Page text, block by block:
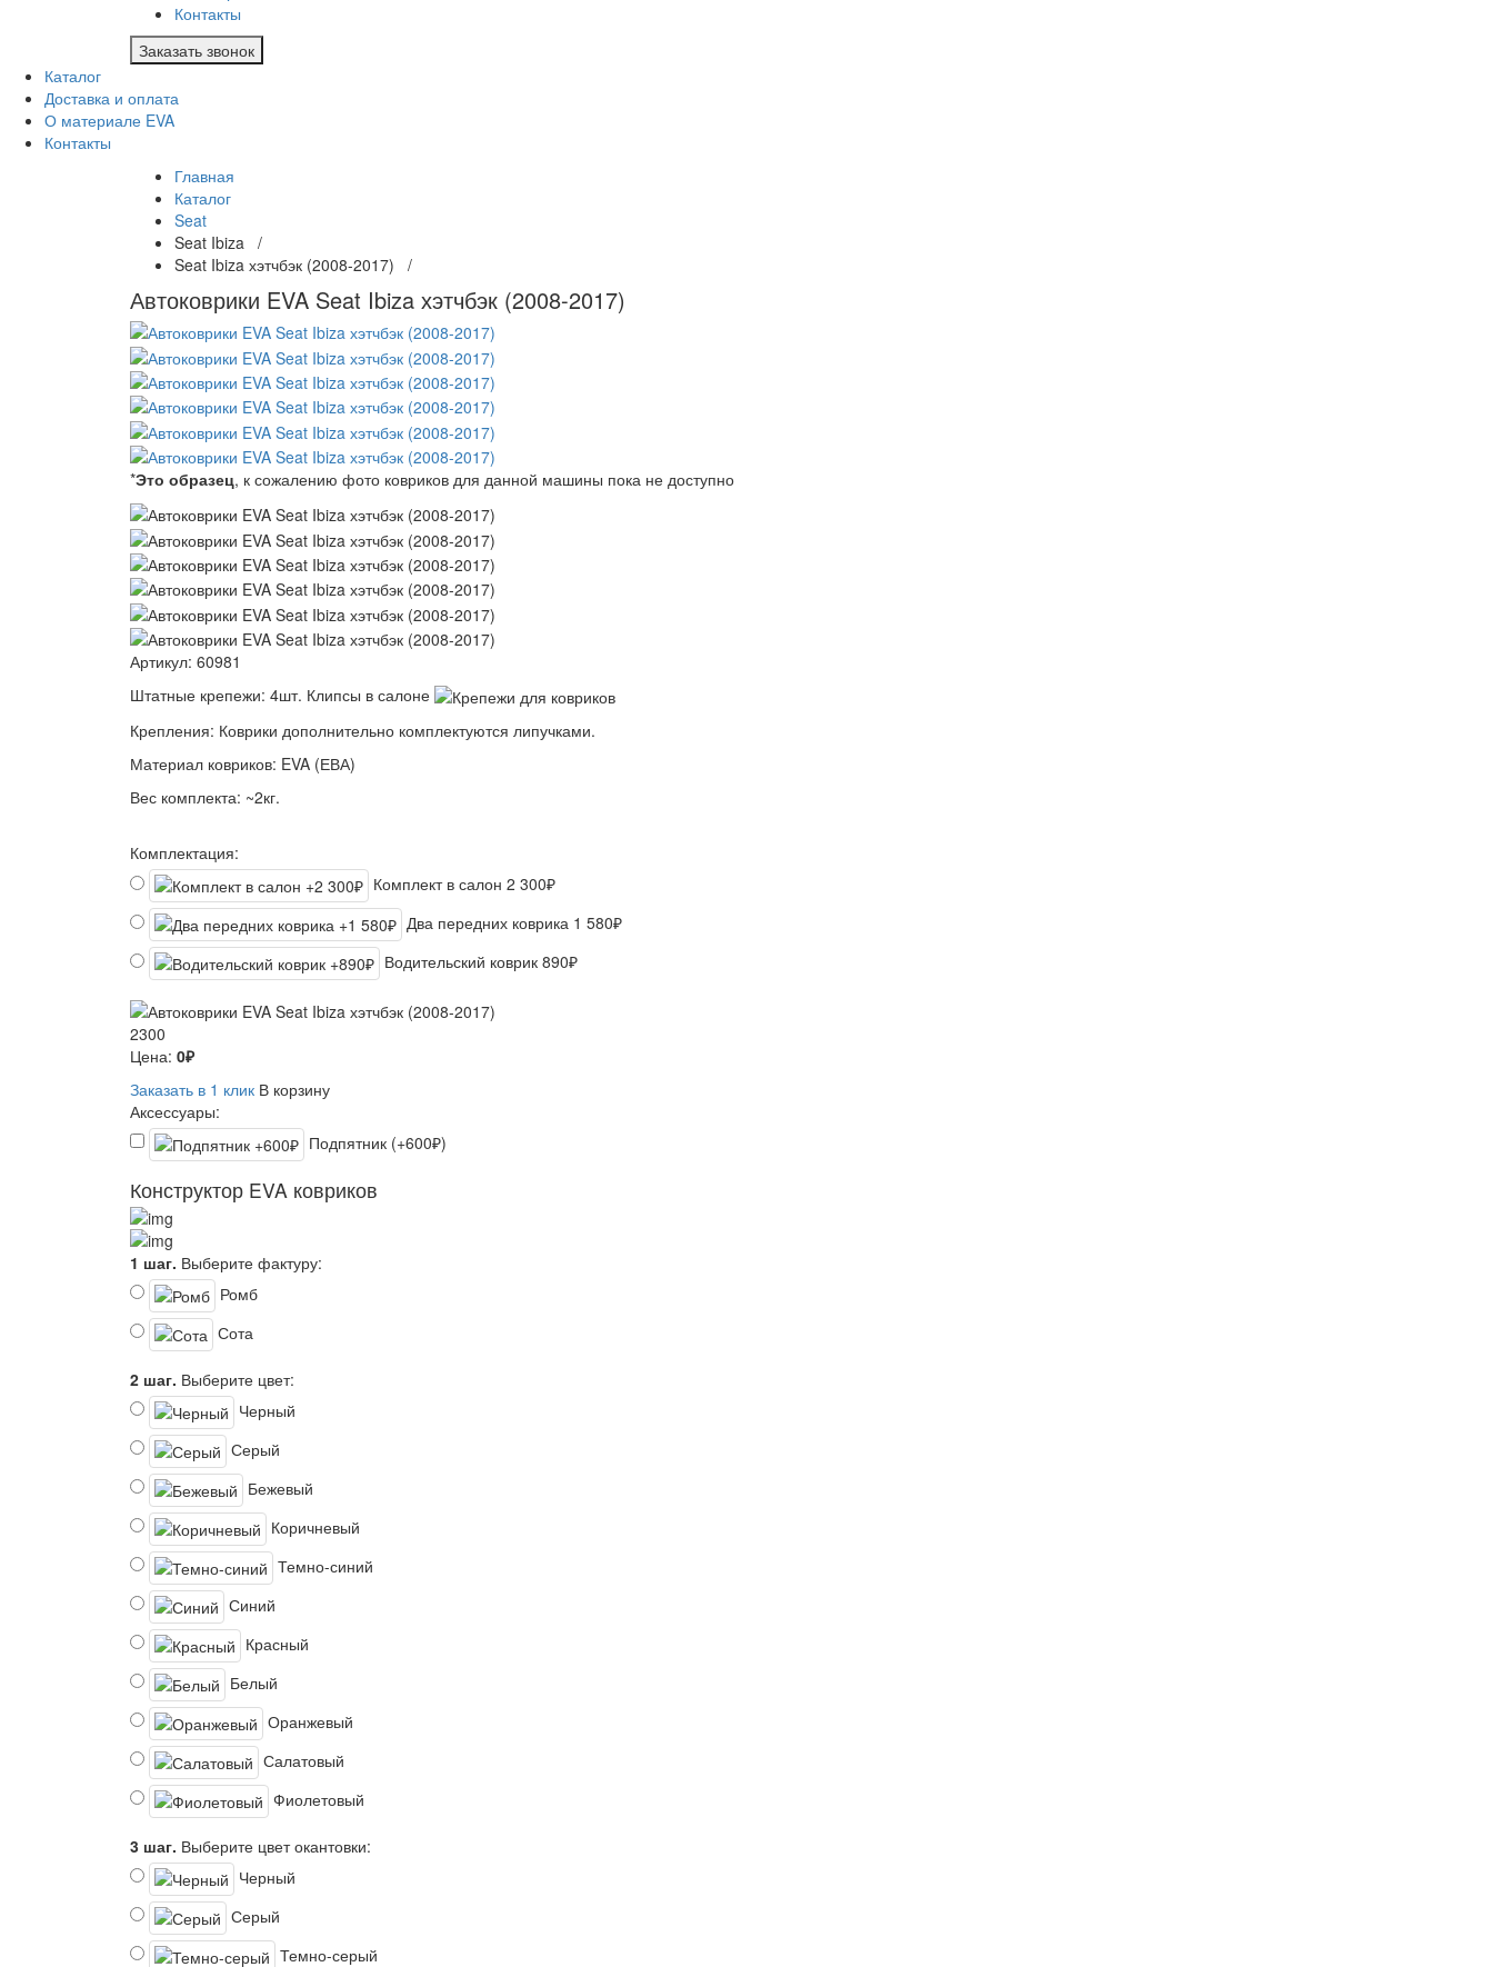
Контакты
Заказать звонок
Каталог
Доставка и оплата
О материале EVA
Контакты
Главная
Каталог
Seat
Seat Ibiza /
Seat Ibiza хэтчбэк (2008-2017) /
Автоковрики EVA Seat Ibiza хэтчбэк (2008-2017)
*Это образец, к сожалению фото ковриков для данной машины пока не доступно
Артикул: 60981
Штатные крепежи: 4шт. Клипсы в салоне
Крепления: Коврики дополнительно комплектуются липучками.
Материал ковриков: EVA (ЕВА)
Вес комплекта: ~2кг.
Комплектация:
Комплект в салон 2 300₽
Два передних коврика 1 580₽
Водительский коврик 890₽
2300
Цена: 0₽
Заказать в 1 клик В корзину
Аксессуары:
Подпятник (+600₽)
Конструктор EVA ковриков
1 шаг. Выберите фактуру:
Ромб
Сота
2 шаг. Выберите цвет:
Черный
Серый
Бежевый
Коричневый
Темно-синий
Синий
Красный
Белый
Оранжевый
Салатовый
Фиолетовый
3 шаг. Выберите цвет окантовки:
Черный
Серый
Темно-серый